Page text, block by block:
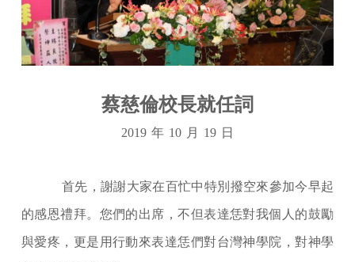
蔡慈倫校長就任詞
2019 年 10 月 19 日
首先，謝謝大家在百忙中特別撥空來參加今早起
的感恩禮拜。您們的出席，不但表達恁對我個人的鼓勵
與愛疼，更是用行動來表達恁們對台灣神學院，對神學